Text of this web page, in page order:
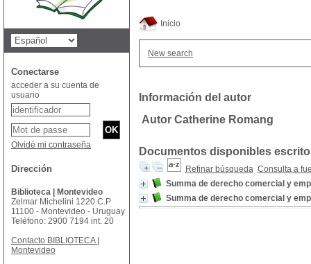
Inicio
New search
Información del autor
Autor Catherine Romang
Documentos disponibles
Refinar búsqueda Consulta a
Summa de derecho comercial y
Summa de derecho comercial y
Conectarse
acceder a su cuenta de
usuario
Olvidé mi contraseña
Dirección
Biblioteca | Montevideo
Zelmar Michelini 1220 C.P
11100 - Montevideo - Uruguay
Teléfono: 2900 7194 int. 20
Contacto BIBLIOTECA |
Montevideo